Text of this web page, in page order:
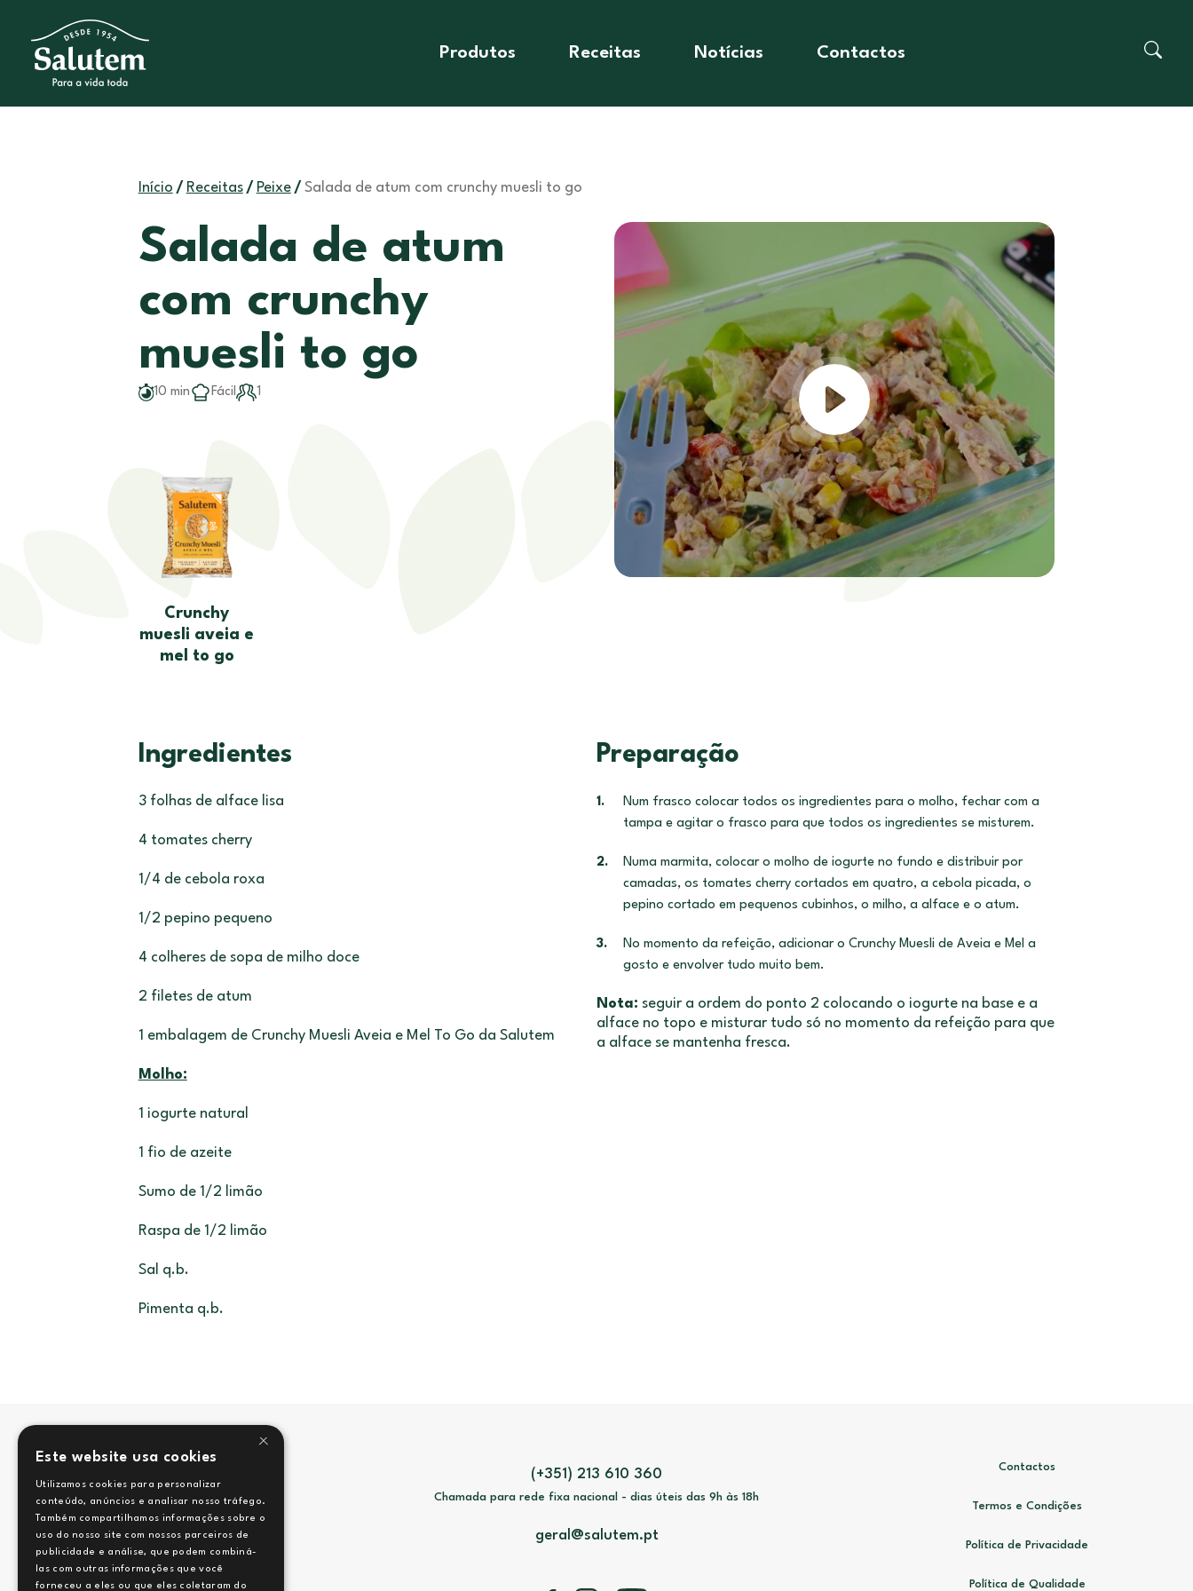
Produtos Receitas Notícias Contactos
Início / Receitas / Peixe / Salada de atum com crunchy muesli to go
Salada de atum
com crunchy
muesli to go
10 min Fácil 1
Crunchy
muesli aveia e
mel to go
Ingredientes
3 folhas de alface lisa
4 tomates cherry
1/4 de cebola roxa
1/2 pepino pequeno
4 colheres de sopa de milho doce
2 filetes de atum
1 embalagem de Crunchy Muesli Aveia e Mel To Go da Salutem
Molho:
1 iogurte natural
1 fio de azeite
Sumo de 1/2 limão
Raspa de 1/2 limão
Sal q.b.
Pimenta q.b.
Preparação
Num frasco colocar todos os ingredientes para o molho, fechar com a
tampa e agitar o frasco para que todos os ingredientes se misturem.
Numa marmita, colocar o molho de iogurte no fundo e distribuir por
camadas, os tomates cherry cortados em quatro, a cebola picada, o
pepino cortado em pequenos cubinhos, o milho, a alface e o atum.
No momento da refeição, adicionar o Crunchy Muesli de Aveia e Mel a
gosto e envolver tudo muito bem.
Nota: seguir a ordem do ponto 2 colocando o iogurte na base e a
alface no topo e misturar tudo só no momento da refeição para que
a alface se mantenha fresca.
(+351) 213 610 360
Chamada para rede fixa nacional - dias úteis das 9h às 18h
geral@salutem.pt
Contactos
Termos e Condições
Política de Privacidade
Política de Qualidade
×
Este website usa cookies
Utilizamos cookies para personalizar
conteúdo, anúncios e analisar nosso tráfego.
Também compartilhamos informações sobre o
uso do nosso site com nossos parceiros de
publicidade e análise, que podem combiná-
las com outras informações que você
forneceu a eles ou que eles coletaram do